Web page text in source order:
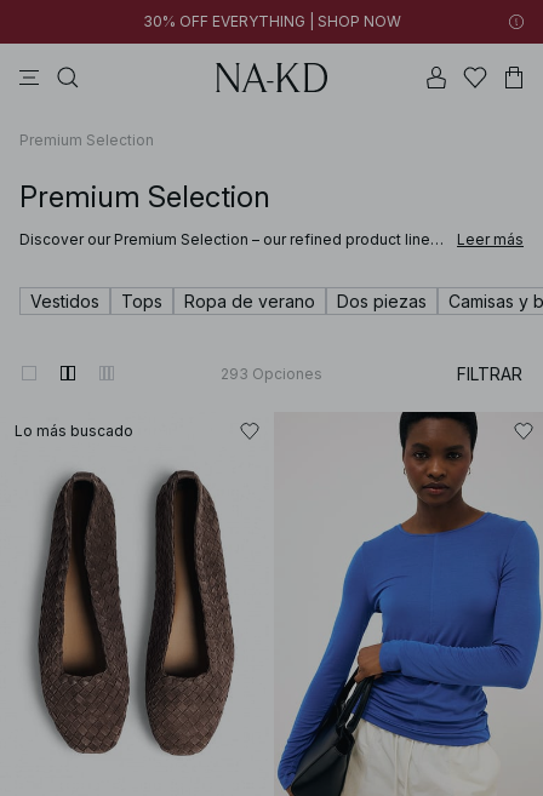
30% OFF EVERYTHING | SHOP NOW
Premium Selection
Premium Selection
Discover our Premium Selection – our refined product line
these pieces are designed to bring comfort and refined
style to your wardrobe.
Leer más
Vestidos Tops Ropa de verano Dos piezas Camisas y
293 Opciones FILTRAR
Lo más buscado